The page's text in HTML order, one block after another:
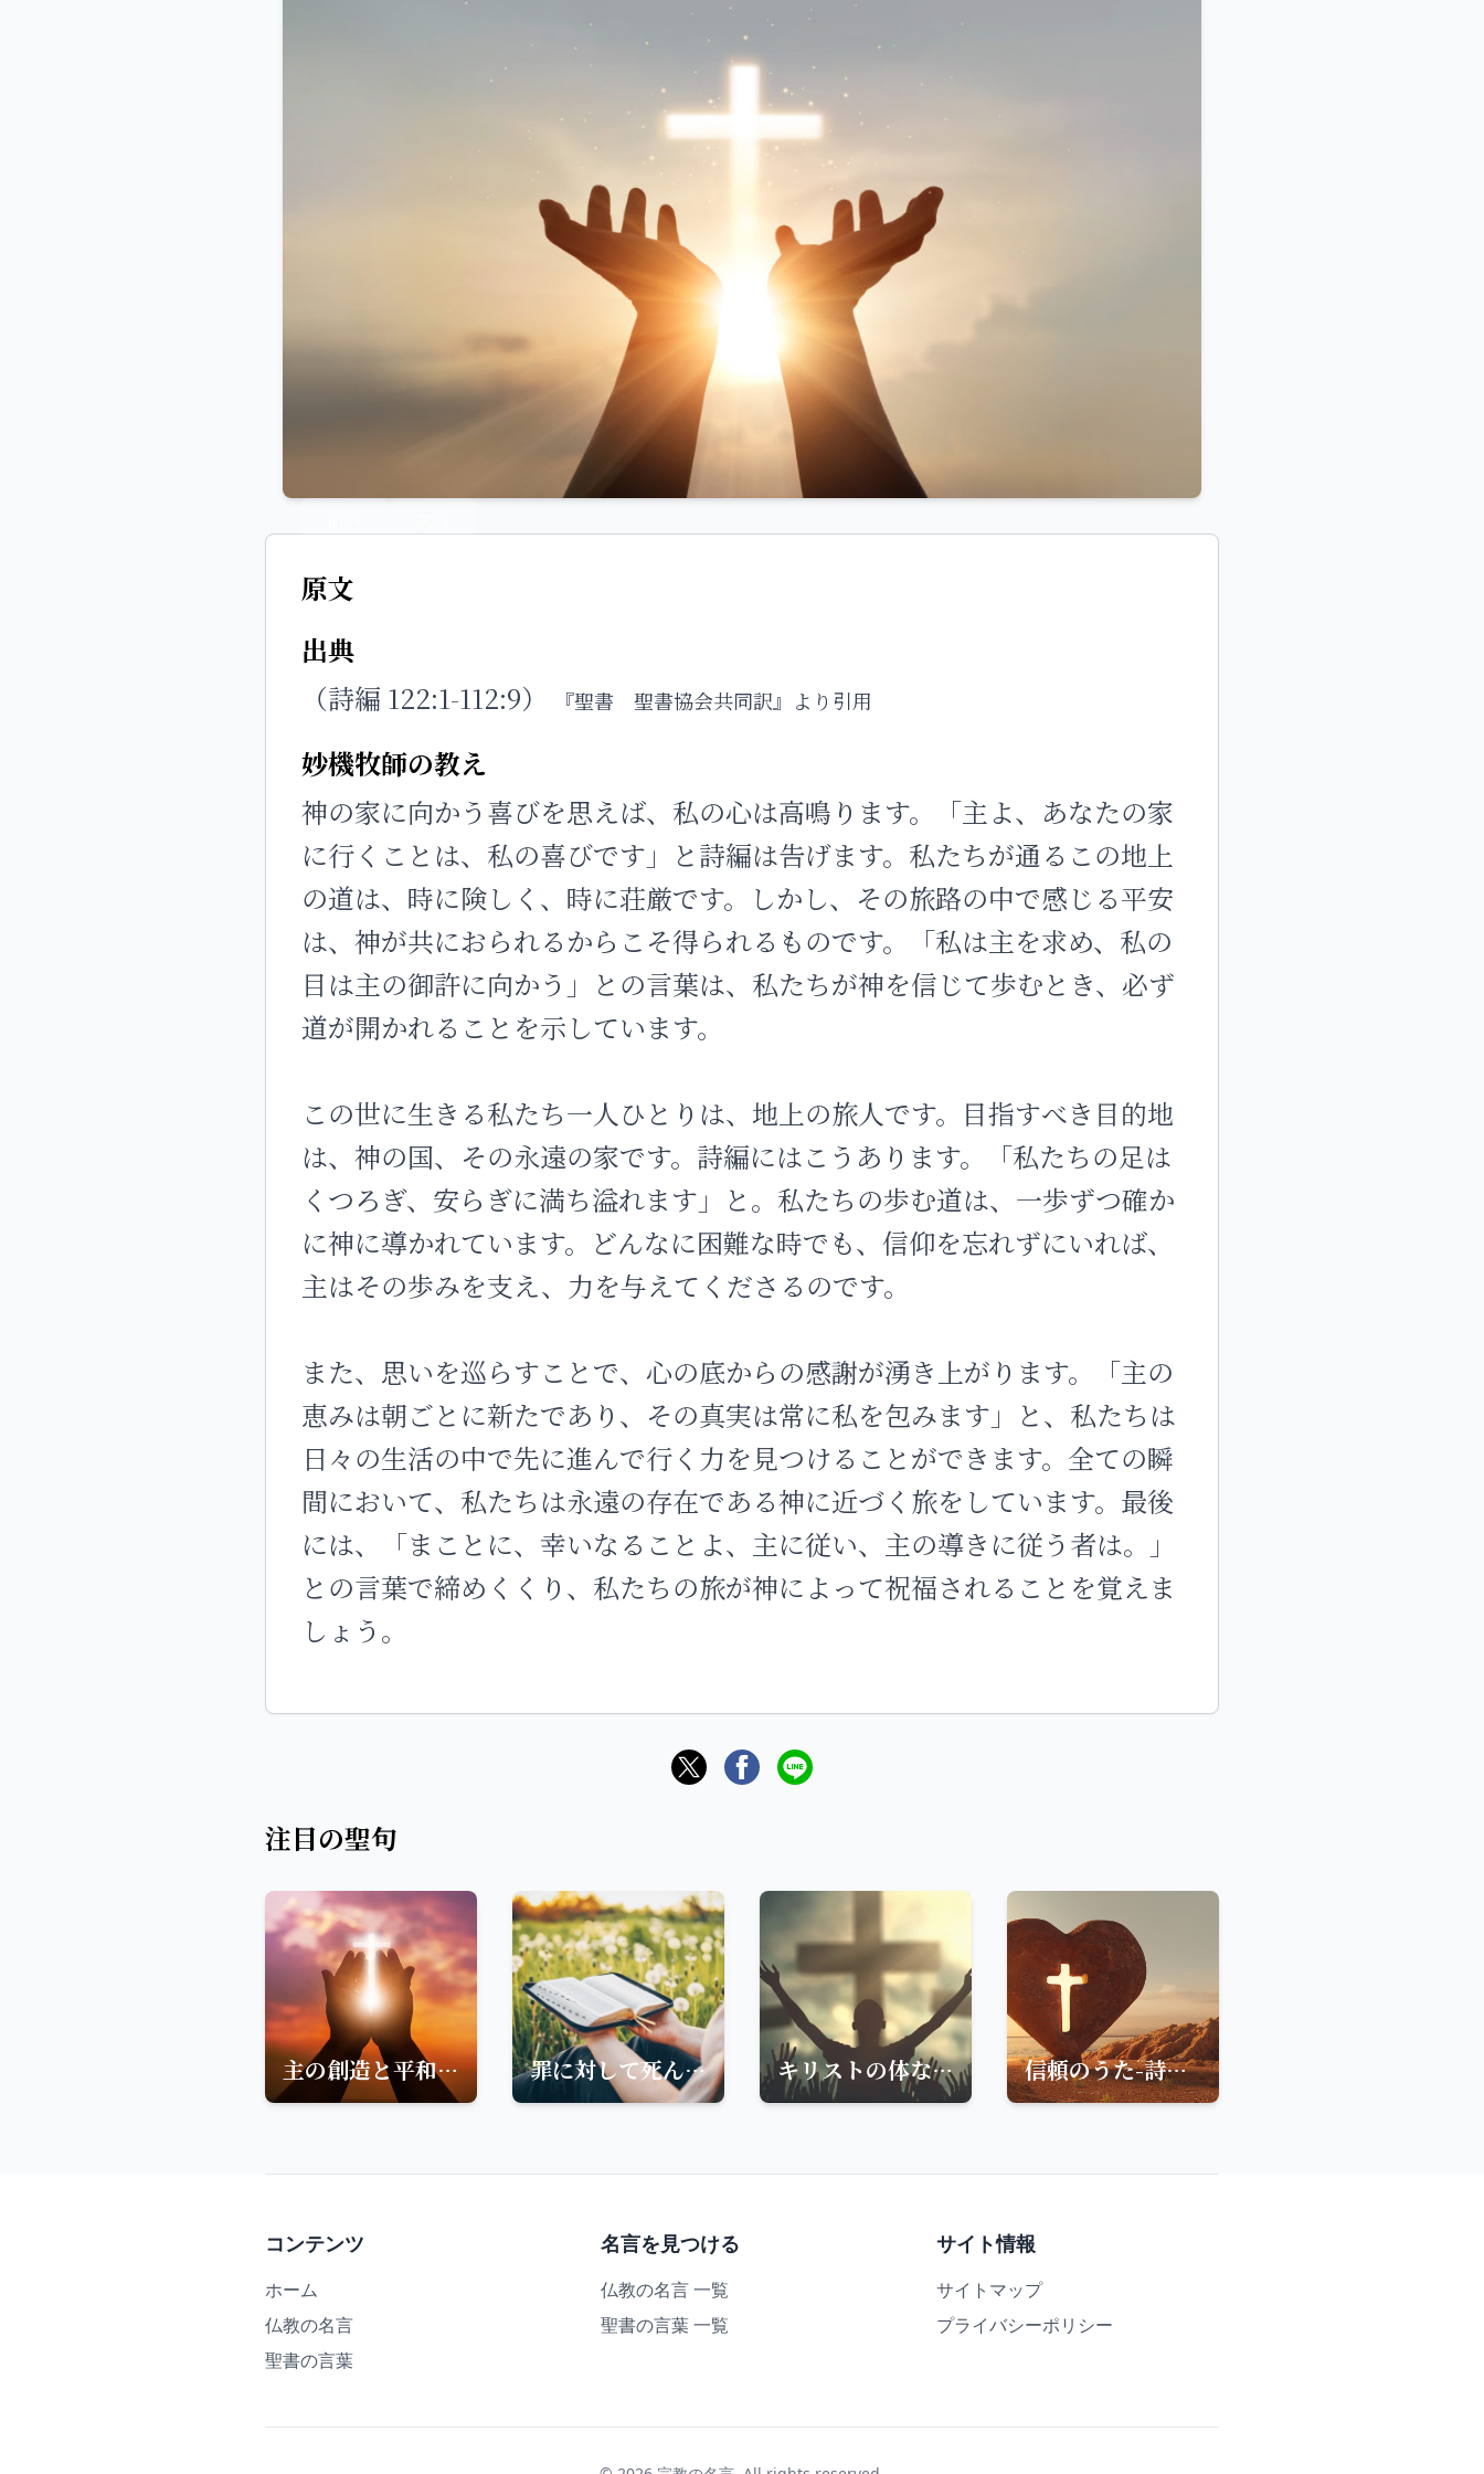
原文
出典
（詩編 122:1-112:9）
『聖書 聖書協会共同訳』より引用
妙機牧師の教え
神の家に向かう喜びを思えば、私の心は高鳴ります。「主よ、あなたの家
に行くことは、私の喜びです」と詩編は告げます。私たちが通るこの地上
の道は、時に険しく、時に荘厳です。しかし、その旅路の中で感じる平安
は、神が共におられるからこそ得られるものです。「私は主を求め、私の
目は主の御許に向かう」との言葉は、私たちが神を信じて歩むとき、必ず
道が開かれることを示しています。
この世に生きる私たち一人ひとりは、地上の旅人です。目指すべき目的地
は、神の国、その永遠の家です。詩編にはこうあります。「私たちの足は
くつろぎ、安らぎに満ち溢れます」と。私たちの歩む道は、一歩ずつ確か
に神に導かれています。どんなに困難な時でも、信仰を忘れずにいれば、
主はその歩みを支え、力を与えてくださるのです。
また、思いを巡らすことで、心の底からの感謝が湧き上がります。「主の
恵みは朝ごとに新たであり、その真実は常に私を包みます」と、私たちは
日々の生活の中で先に進んで行く力を見つけることができます。全ての瞬
間において、私たちは永遠の存在である神に近づく旅をしています。最後
には、「まことに、幸いなることよ、主に従い、主の導きに従う者は。」
との言葉で締めくくり、私たちの旅が神によって祝福されることを覚えま
しょう。
注目の聖句
主の創造と平和の源-聖書の言葉 罪に対して死んだ者として生きる-創造の回復のメッセージ キリストの体なる教会-信仰と神の栄光を知る 信頼のうた-詩編28篇からの聖句
コンテンツ
ホーム
仏教の名言
聖書の言葉
名言を見つける
仏教の名言 一覧
聖書の言葉 一覧
サイト情報
サイトマップ
プライバシーポリシー